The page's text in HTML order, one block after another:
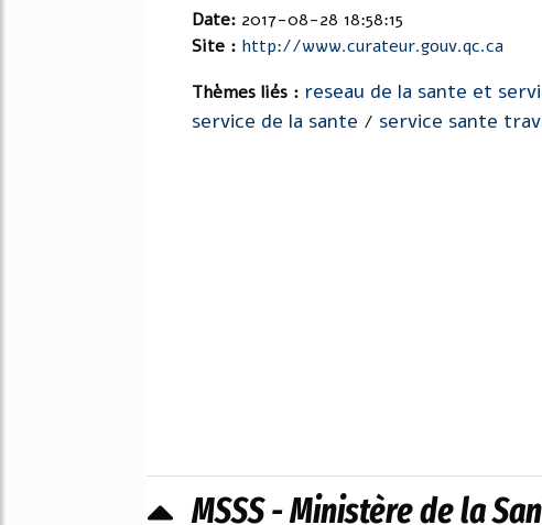
Date: 2017-08-28 18:58:15
Site : http://www.curateur.gouv.qc.ca
Thèmes liés : reseau de la sante et
service de la sante / service sante
MSSS - Ministère de la